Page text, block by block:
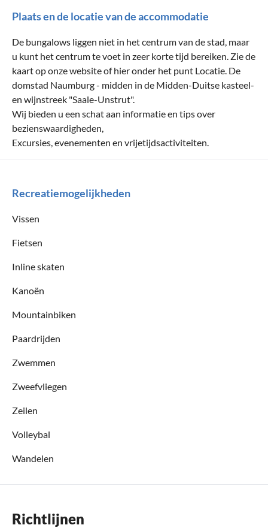
Plaats en de locatie van de accommodatie
De bungalows liggen niet in het centrum van de stad, maar
u kunt het centrum te voet in zeer korte tijd bereiken. Zie de
kaart op onze website of hier onder het punt Locatie. De
domstad Naumburg - midden in de Midden-Duitse kasteel-
en wijnstreek "Saale-Unstrut".
Wij bieden u een schat aan informatie en tips over
bezienswaardigheden,
Excursies, evenementen en vrijetijdsactiviteiten.
Recreatiemogelijkheden
Vissen
Fietsen
Inline skaten
Kanoën
Mountainbiken
Paardrijden
Zwemmen
Zweefvliegen
Zeilen
Volleybal
Wandelen
Richtlijnen